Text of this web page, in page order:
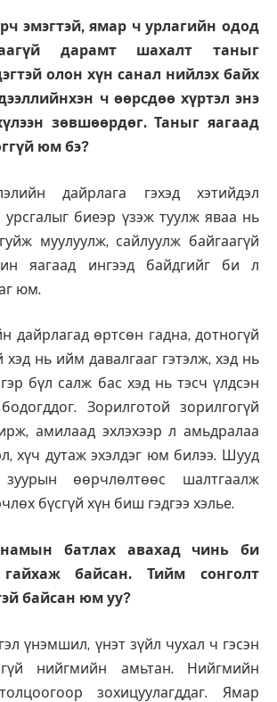
эмэгтэй, ямар ч урлагийн одод
дарамт шахалт таныг
олон хүн санал нийлэх байх
ч өөрсдөө хүртэл энэ
зөвшөөрдөг. Таныг яагаад
юм бэ?
дайрлага гэхэд хэтийдэл
биеэр үзэж туулж яваа нь
муулуулж, сайлуулж байгаагүй
яагаад ингээд байдгийг би л
юм.
дайрла­гад өртсөн гадна, дотногүй
нь ийм давалгааг гэтэлж, хэд нь
бүл салж бас хэд нь тэсч үлдсэн
Зорилготой зорилгогүй
амилаад эхлэхээр л амьдралаа
хүч дутаж эхэлдэг юм билээ. Шууд
өөрчлөлтөөс шалтгаалж
бүсгүй хүн биш гэдгээ хэлье.
батлах авахад чинь би
байсан. Тийм сонголт
байсан юм уу?
үнэм­шил, үнэт зүйл чухал ч гэ­­сэн
нийг­мийн амьтан. Нийгмийн
зохицуулагддаг. Ямар